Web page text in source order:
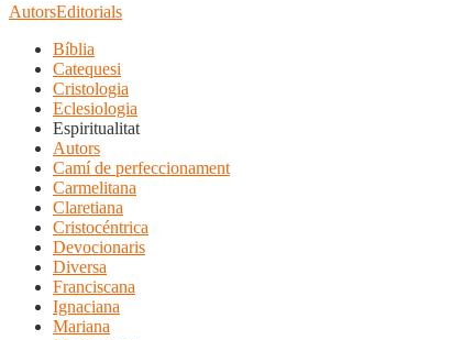
AutorsEditorials
Bíblia
Catequesi
Cristologia
Eclesiologia
Espiritualitat
Autors
Camí de perfeccionament
Carmelitana
Claretiana
Cristocéntrica
Devocionaris
Diversa
Franciscana
Ignaciana
Mariana